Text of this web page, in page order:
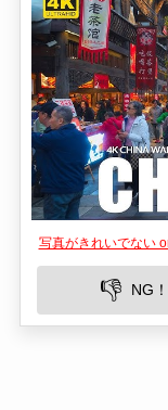
写真がきれいでない
👎 NG！